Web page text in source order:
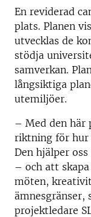
En reviderad
plats. Planen
utvecklas de
stödja
samverkan.
långsiktiga
utemiljöer.
– Med den här
riktning för hur
Den hjälper
– och att
möten,
ämnesgränser,
projektledare